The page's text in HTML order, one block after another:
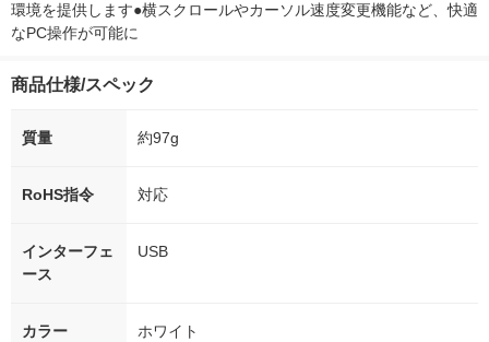
環境を提供します●横スクロールやカーソル速度変更機能など、快適
なPC操作が可能に
商品仕様/スペック
質量 約97g
RoHS指令 対応
インターフェ
ース
USB
カラー ホワイト